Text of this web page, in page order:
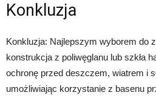
Konkluzja
Konkluzja: Najlepszym wyborem do
konstrukcja z poliwęglanu lub szkła
ochronę przed deszczem, wiatrem i
umożliwiając korzystanie z basenu